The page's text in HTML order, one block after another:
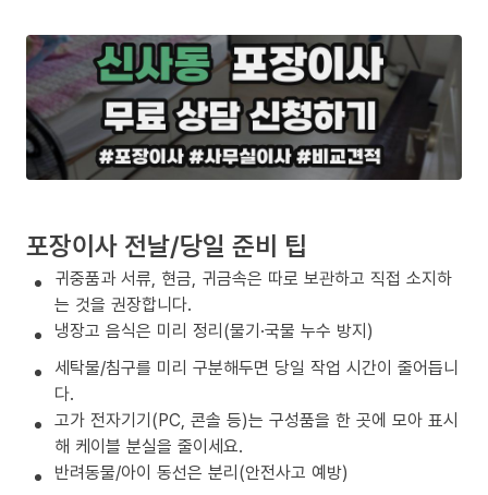
포장이사 전날/당일 준비 팁
귀중품과 서류, 현금, 귀금속은 따로 보관하고 직접 소지하
는 것을 권장합니다.
냉장고 음식은 미리 정리(물기·국물 누수 방지)
세탁물/침구를 미리 구분해두면 당일 작업 시간이 줄어듭니
다.
고가 전자기기(PC, 콘솔 등)는 구성품을 한 곳에 모아 표시
해 케이블 분실을 줄이세요.
반려동물/아이 동선은 분리(안전사고 예방)